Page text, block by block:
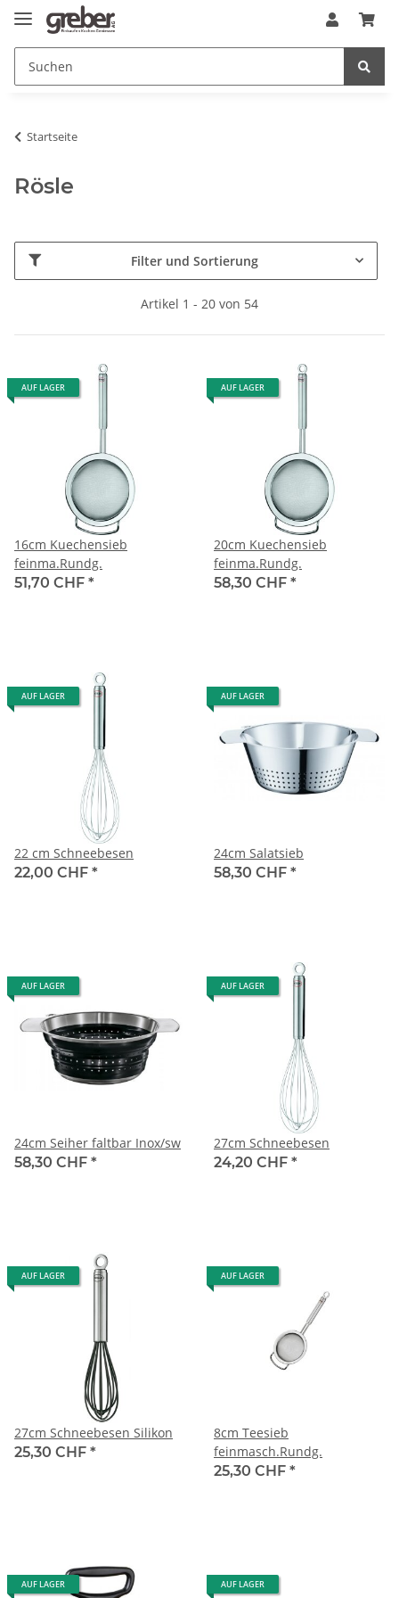
Startseite
Rösle
Filter und Sortierung
Artikel 1 - 20 von 54
AUF LAGER
16cm Kuechensieb
feinma.Rundg.
51,70 CHF *
AUF LAGER
20cm Kuechensieb
feinma.Rundg.
58,30 CHF *
AUF LAGER
22 cm Schneebesen
22,00 CHF *
AUF LAGER
24cm Salatsieb
58,30 CHF *
AUF LAGER
24cm Seiher faltbar Inox/sw
58,30 CHF *
AUF LAGER
27cm Schneebesen
24,20 CHF *
AUF LAGER
27cm Schneebesen Silikon
25,30 CHF *
AUF LAGER
8cm Teesieb
feinmasch.Rundg.
25,30 CHF *
AUF LAGER AUF LAGER